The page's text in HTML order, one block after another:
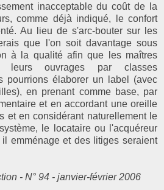
inacceptable du coût de la
comme déjà indiqué, le confort
Au lieu de s'arc-bouter sur les
que l'on soit davantage sous
à la qualité afin que les maîtres
leurs ouvrages par classes
pourrions élaborer un label (avec
en prenant comme base, par
et en accordant une oreille
et en considérant naturellement le
le locataire ou l'acquéreur
emménage et des litiges seraient
- N° 94 - janvier-février 2006